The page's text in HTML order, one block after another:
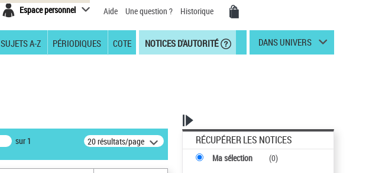
Espace personnel Aide Une question ? Historique
SUJETS A-Z PÉRIODIQUES COTE NOTICES D'AUTORITÉ DANS UNIVERS
sur 1 20 résultats/page RÉCUPÉRER LES NOTICES
Ma sélection (0)